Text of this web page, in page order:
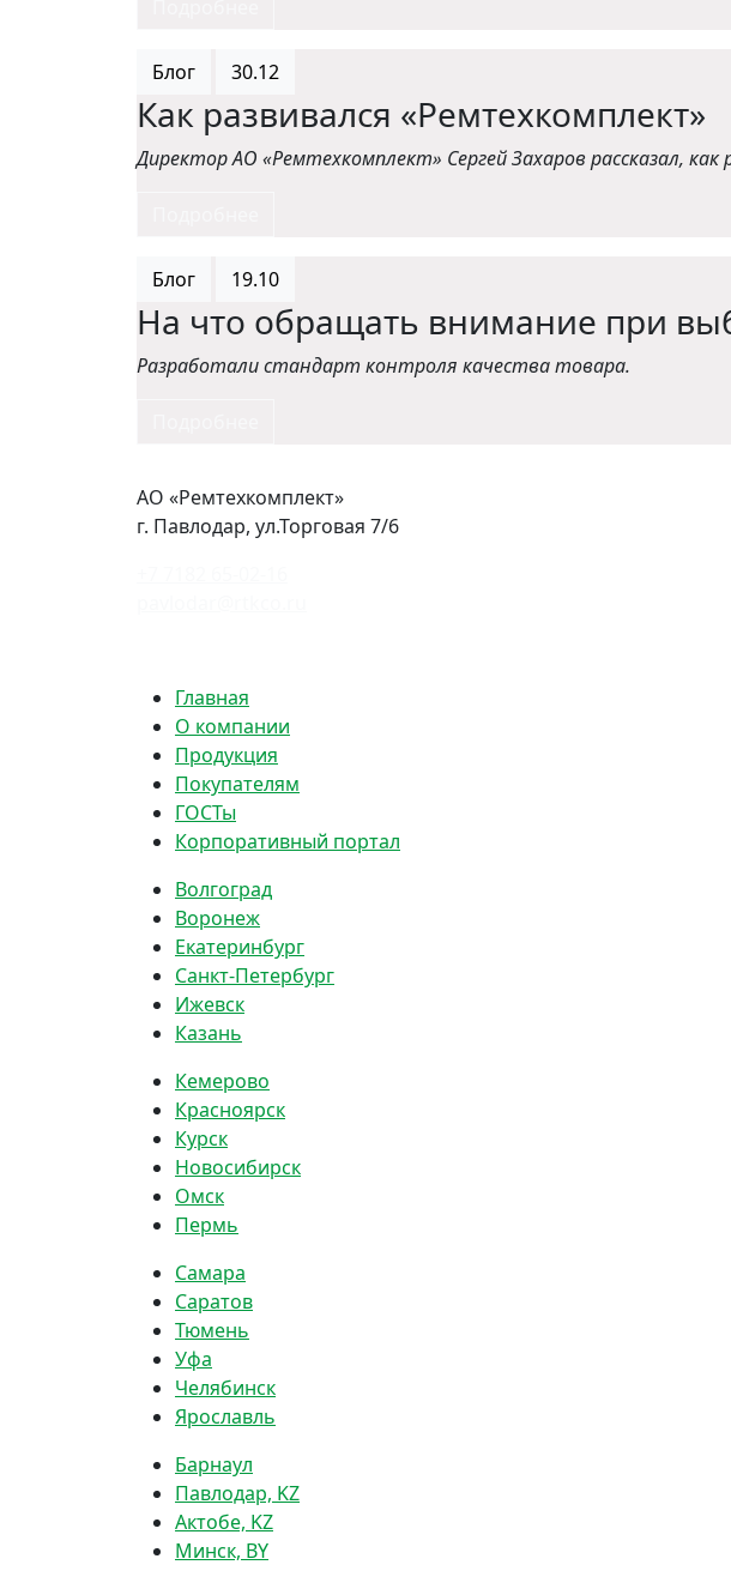
Блог 30.12
Как развивался «Ремтехкомплект»
Директор АО «Ремтехкомплект» Сергей Захаров рассказал,
Блог 19.10
На что обращать внимание при
Разработали стандарт контроля качества товара.
АО «Ремтехкомплект»
г. Павлодар, ул.Торговая 7/6
Главная
О компании
Продукция
Покупателям
ГОСТы
Корпоративный портал
Волгоград
Воронеж
Екатеринбург
Санкт-Петербург
Ижевск
Казань
Кемерово
Красноярск
Курск
Новосибирск
Омск
Пермь
Самара
Саратов
Тюмень
Уфа
Челябинск
Ярославль
Барнаул
Павлодар, KZ
Актобе, KZ
Минск, BY